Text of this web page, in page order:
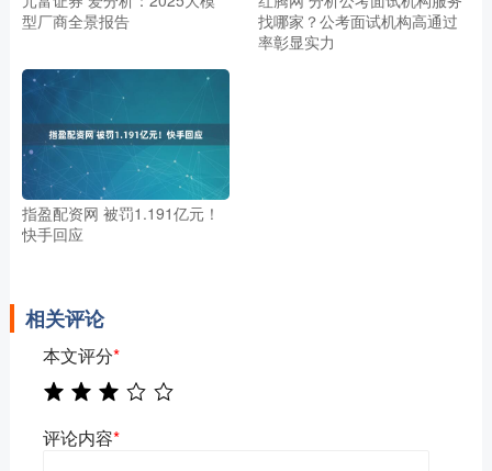
型厂商全景报告
找哪家？公考面试机构高通过
率彰显实力
指盈配资网 被罚1.191亿元！
快手回应
相关评论
本文评分*
评论内容*